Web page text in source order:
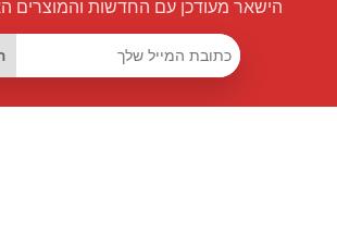
הישאר מעודכן עם החדשות והמוצרים